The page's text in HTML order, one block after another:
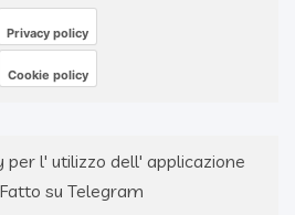
Privacy policy
Cookie policy
l' utilizzo dell' applicazione
su Telegram